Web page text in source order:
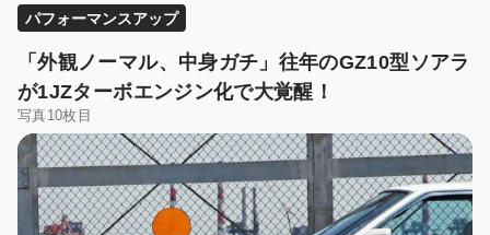
パフォーマンスアップ
「外観ノーマル、中身ガチ」往年のGZ10型ソアラ
が1JZターボエンジン化で大覚醒！
写真10枚目